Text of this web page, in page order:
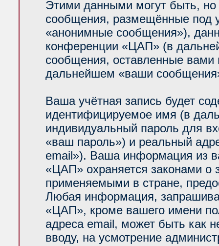
Этими данными могут быть,
сообщения, размещённые под
«анонимные сообщения»),
конференции «ЦАП» (в
сообщения, оставленные вами
дальнейшем «ваши
Ваша учётная запись будет
идентифицируемое имя (в
индивидуальный пароль для
«ваш пароль») и реальный
email»). Ваша информация из
«ЦАП» охраняется законами
применяемыми в стране,
Любая информация,
«ЦАП», кроме вашего имени
адреса email, может быть как
вводу, на усмотрение